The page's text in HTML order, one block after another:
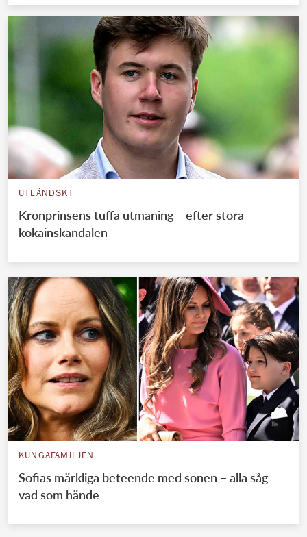
UTLÄNDSKT
Kronprinsens tuffa utmaning – efter stora
kokainskandalen
KUNGAFAMILJEN
Sofias märkliga beteende med sonen – alla såg
vad som hände